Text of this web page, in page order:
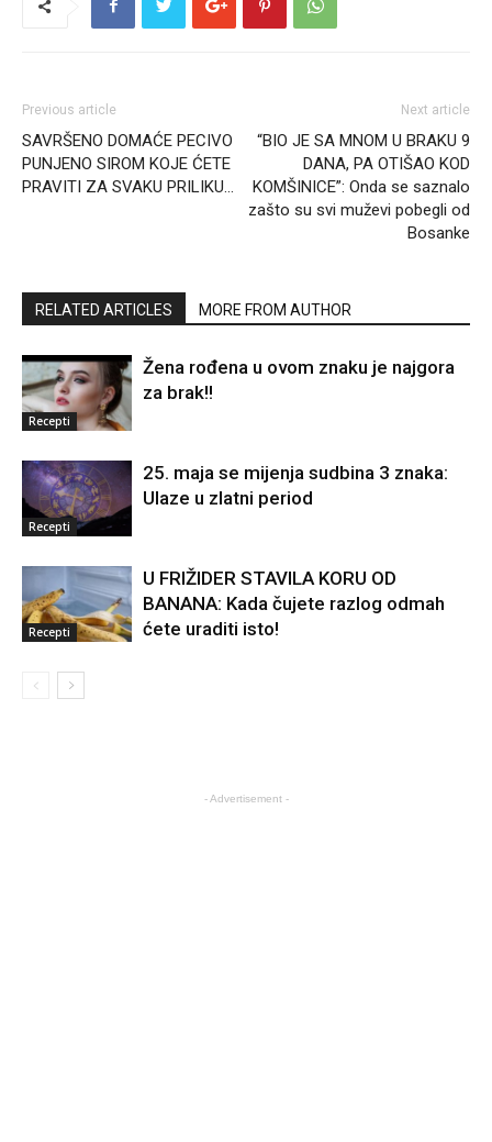
Previous article
SAVRŠENO DOMAĆE PECIVO
PUNJENO SIROM KOJE ĆETE
PRAVITI ZA SVAKU PRILIKU…
Next article
“BIO JE SA MNOM U BRAKU 9
DANA, PA OTIŠAO KOD
KOMŠINICE”: Onda se saznalo
zašto su svi muževi pobegli od
Bosanke
RELATED ARTICLES MORE FROM AUTHOR
Recepti
Žena rođena u ovom znaku je najgora
za brak!!
Recepti
25. maja se mijenja sudbina 3 znaka:
Ulaze u zlatni period
Recepti
U FRIŽIDER STAVILA KORU OD
BANANA: Kada čujete razlog odmah
ćete uraditi isto!
- Advertisement -